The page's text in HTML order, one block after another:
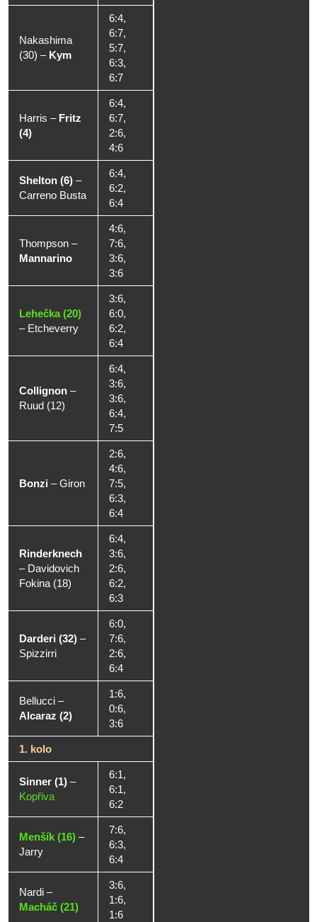
Nakashima
(30) – Kym
6:4,
6:7,
5:7,
6:3,
6:7
Harris – Fritz
(4)
6:4,
6:7,
2:6,
4:6
Shelton (6) –
Carreno Busta
6:4,
6:2,
6:4
Thompson –
Mannarino
4:6,
7:6,
3:6,
3:6
Lehečka (20)
– Etcheverry
3:6,
6:0,
6:2,
6:4
Collignon –
Ruud (12)
6:4,
3:6,
3:6,
6:4,
7:5
Bonzi –Giron
2:6,
4:6,
7:5,
6:3,
6:4
Rinderknech
– Davidovich
Fokina (18)
6:4,
3:6,
2:6,
6:2,
6:3
Darderi (32) –
Spizzirri
6:0,
7:6,
2:6,
6:4
Bellucci –
Alcaraz (2)
1:6,
0:6,
3:6
1. kolo
Sinner (1) –
Kopřiva
6:1,
6:1,
6:2
Menšík (16) –
Jarry
7:6,
6:3,
6:4
Nardi –
Macháč (21)
3:6,
1:6,
1:6